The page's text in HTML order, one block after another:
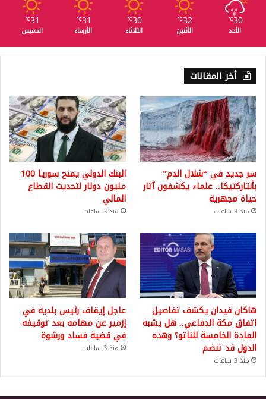
30
℃
الأحد
32
℃
الأثنين
30
℃
الثلاثاء
31
℃
الأربعاء
31
℃
الخميس
أخر المقالات
سر جديد في “شلال الدم”
بأنتاركتيكا.. علماء يكشفون آثار
حياة مجهرية
منذ 3 ساعات
البنك الدولي يمنح سوريا 100
مليون دولار لتحديث القطاع
المالي
منذ 3 ساعات
هاكان فيدان يكشف تفاصيل
اتفاق مكة الدفاعي.. هل يشبه
المادة الخامسة للناتو؟ وهذه
الدول قد تنضم
منذ 3 ساعات
عاجل إيقاف رئيس بلدية في
إزمير عن مهامه بعد توقيفه
في قضية فساد ورشوة
منذ 3 ساعات